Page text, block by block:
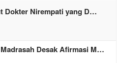
Dokter Nirempati yang D…
Desak Afirmasi M…